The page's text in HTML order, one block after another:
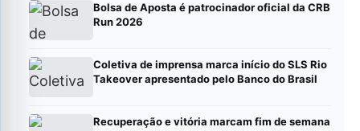
Bolsa de Aposta é patrocinador oficial da CRB
Run 2026
Coletiva de imprensa marca início do SLS Rio
Takeover apresentado pelo Banco do Brasil
Recuperação e vitória marcam fim de semana